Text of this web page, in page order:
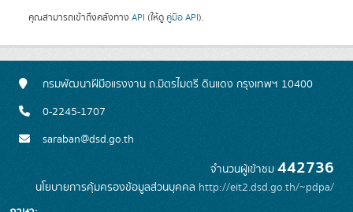
คุณสามารถเข้าถึงคลังทาง API (ให้ดู คู่มือ API).
กรมพัฒนาฝีมือแรงงาน ถ.มิตรไมตรี ดินแดง กรุงเทพฯ 10400
0-2245-1707
saraban@dsd.go.th
จำนวนผู้เข้าชม 442736
นโยบายการคุ้มครองข้อมูลส่วนบุคคล http://eit2.dsd.go.th/~pdpa/